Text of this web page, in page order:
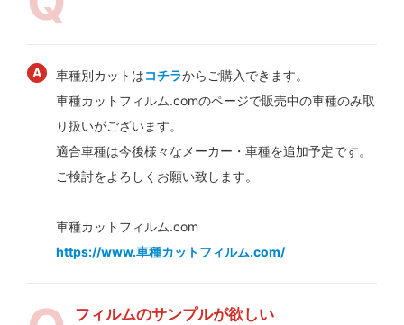
車種別カットはコチラからご購入できます。
車種カットフィルム.comのページで販売中の車種のみ取
り扱いがございます。
適合車種は今後様々なメーカー・車種を追加予定です。
ご検討をよろしくお願い致します。
車種カットフィルム.com
https://www.車種カットフィルム.com/
フィルムのサンプルが欲しい